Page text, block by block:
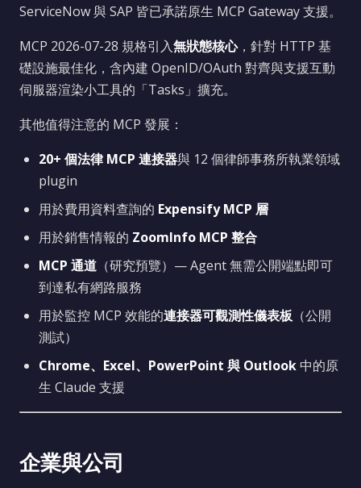
ServiceNow 與 SAP 皆已承諾原生 MCP Gateway 支援。
MCP 2026-07-28 規格引入無狀態核心，針對 HTTP 基
礎設施最佳化，含內建 OpenID/OAuth 對齊與支援互動
伺服器渲染小工具的「Tasks」擴充。
其他值得注意的 MCP 發展：
20+ 個法律 MCP 連接器與 12 個律師事務所執業領域
plugin
用於費用資料查詢的 Expensify MCP 層
用於銷售情報的 ZoomInfo MCP 整合
MCP 通道 （研究預覽）— Agent 無需公開端點即可
到達私有網路服務
用於監控 MCP 效能的連接器可觀測性儀表板 （公開
測試）
Chrome、Excel、PowerPoint 與 Outlook 中的原
生 Claude 支援
企業與公司